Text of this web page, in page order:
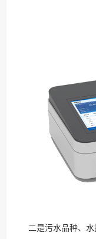
二是污水品种、水